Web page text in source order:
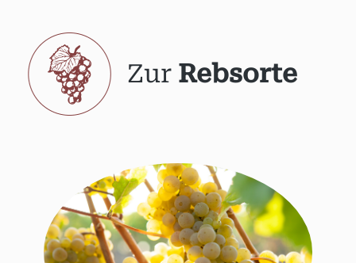
Zur Rebsorte